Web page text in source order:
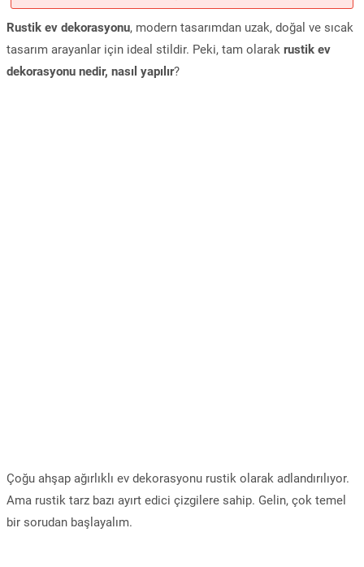
Rustik ev dekorasyonu, modern tasarımdan uzak, doğal ve sıcak
tasarım arayanlar için ideal stildir. Peki, tam olarak rustik ev
dekorasyonu nedir, nasıl yapılır?
Çoğu ahşap ağırlıklı ev dekorasyonu rustik olarak adlandırılıyor.
Ama rustik tarz bazı ayırt edici çizgilere sahip. Gelin, çok temel
bir sorudan başlayalım.